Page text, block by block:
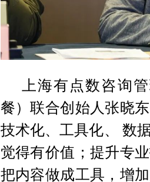
上海有点数咨询
餐）联合创始人张晓
技术化、工具化、 数
觉得有价值；提升专
把内容做成工具，增